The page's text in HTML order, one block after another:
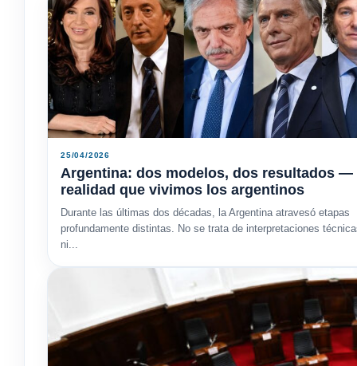
25/04/2026
Argentina: dos modelos, dos resultados —
realidad que vivimos los argentinos
Durante las últimas dos décadas, la Argentina atravesó etapas
profundamente distintas. No se trata de interpretaciones
ni...